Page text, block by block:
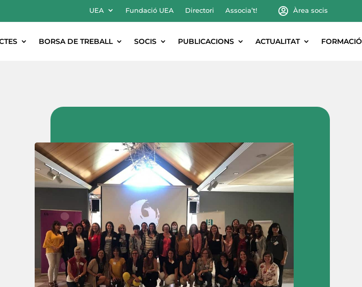
UEA Fundació UEA Directori Associa’t! Àrea socis
BORSA DE TREBALL SOCIS PUBLICACIONS ACTUALITAT FORMACIÓ